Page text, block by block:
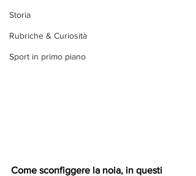
Storia
Rubriche & Curiosità
Sport in primo piano
Come sconfiggere la noia, in questi